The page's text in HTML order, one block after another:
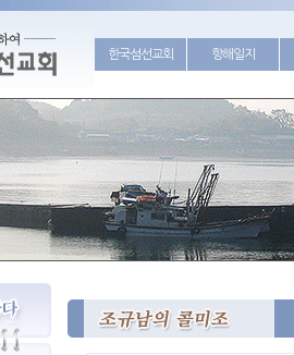
한국섬선교회 항해일지